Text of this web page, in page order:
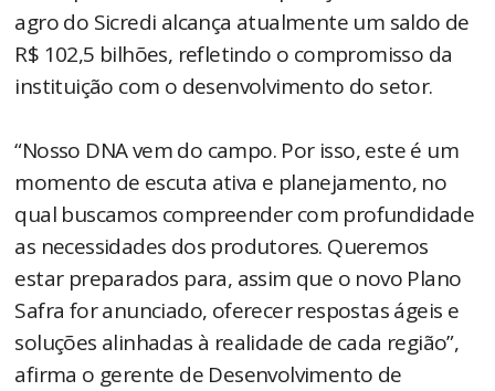
agro do Sicredi alcança atualmente um saldo de
R$ 102,5 bilhões, refletindo o compromisso da
instituição com o desenvolvimento do setor.
“Nosso DNA vem do campo. Por isso, este é um
momento de escuta ativa e planejamento, no
qual buscamos compreender com profundidade
as necessidades dos produtores. Queremos
estar preparados para, assim que o novo Plano
Safra for anunciado, oferecer respostas ágeis e
soluções alinhadas à realidade de cada região”,
afirma o gerente de Desenvolvimento de